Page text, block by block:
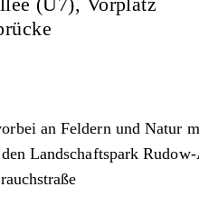
an Feldern und Natur
Landschaftspark